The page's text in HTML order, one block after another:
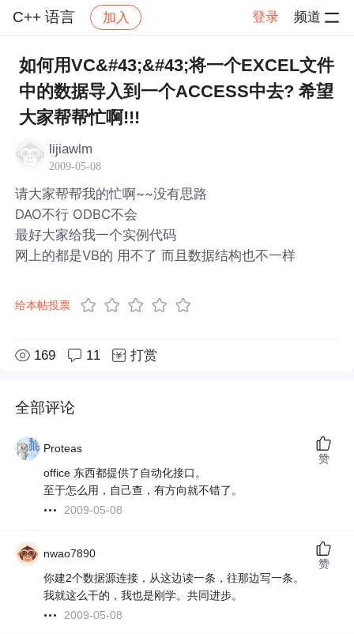
C++ 语言 加入 登录 频道
社区 C++ 语言 帖子详情
如何用VC&#43;&#43;将一个EXCEL文件
中的数据导入到一个ACCESS中去? 希望
大家帮帮忙啊!!!
lijiawlm
2009-05-08
请大家帮帮我的忙啊~~没有思路
DAO不行 ODBC不会
最好大家给我一个实例代码
网上的都是VB的 用不了 而且数据结构也不一样
给本帖投票
169 11 打赏
全部评论
Proteas
office 东西都提供了自动化接口。
至于怎么用，自己查，有方向就不错了。
2009-05-08
赞
nwao7890
你建2个数据源连接，从这边读一条，往那边写一条。
我就这么干的，我也是刚学。共同进步。
2009-05-08
赞